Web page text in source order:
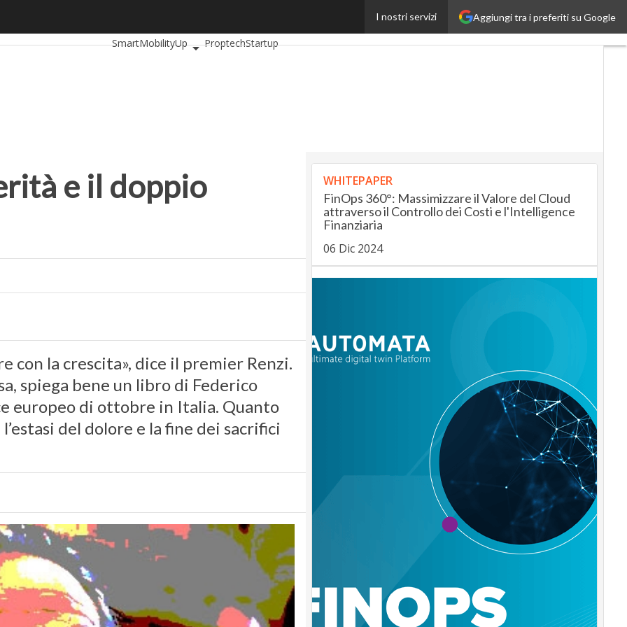
Aggiungi tra i preferiti su Google
I nostri servizi
RetailUp
SmartMobilityUp
ProptechStartup
e il doppio
con la crescita», dice il premier Renzi.
spiega bene un libro di Federico
europeo di ottobre in Italia. Quanto
del dolore e la fine dei sacrifici
WHITEPAPER
FinOps 360°: Massimizzare il Valore del Cloud
attraverso il Controllo dei Costi e l'Intelligence
Finanziaria
06 Dic 2024